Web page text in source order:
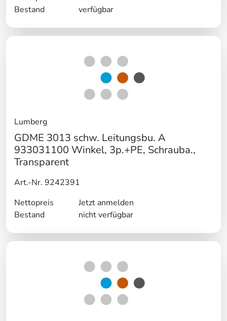
Bestand
verfügbar
Lumberg
GDME 3013 schw. Leitungsbu. A
933031100 Winkel, 3p.+PE, Schrauba.,
Transparent
Art.-Nr. 9242391
Nettopreis
Jetzt anmelden
Bestand
nicht verfügbar